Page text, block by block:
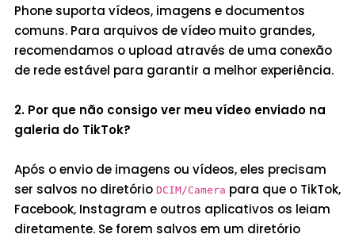
Phone suporta vídeos, imagens e documentos
comuns. Para arquivos de vídeo muito grandes,
recomendamos o upload através de uma conexão
de rede estável para garantir a melhor experiência.
2. Por que não consigo ver meu vídeo enviado na
galeria do TikTok?
Após o envio de imagens ou vídeos, eles precisam
ser salvos no diretório DCIM/Camera para que o TikTok,
Facebook, Instagram e outros aplicativos os leiam
diretamente. Se forem salvos em um diretório